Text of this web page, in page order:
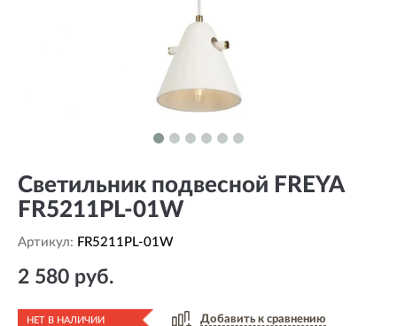
Светильник подвесной FREYA
FR5211PL-01W
Артикул: FR5211PL-01W
2 580 руб.
НЕТ В НАЛИЧИИ Добавить к сравнению